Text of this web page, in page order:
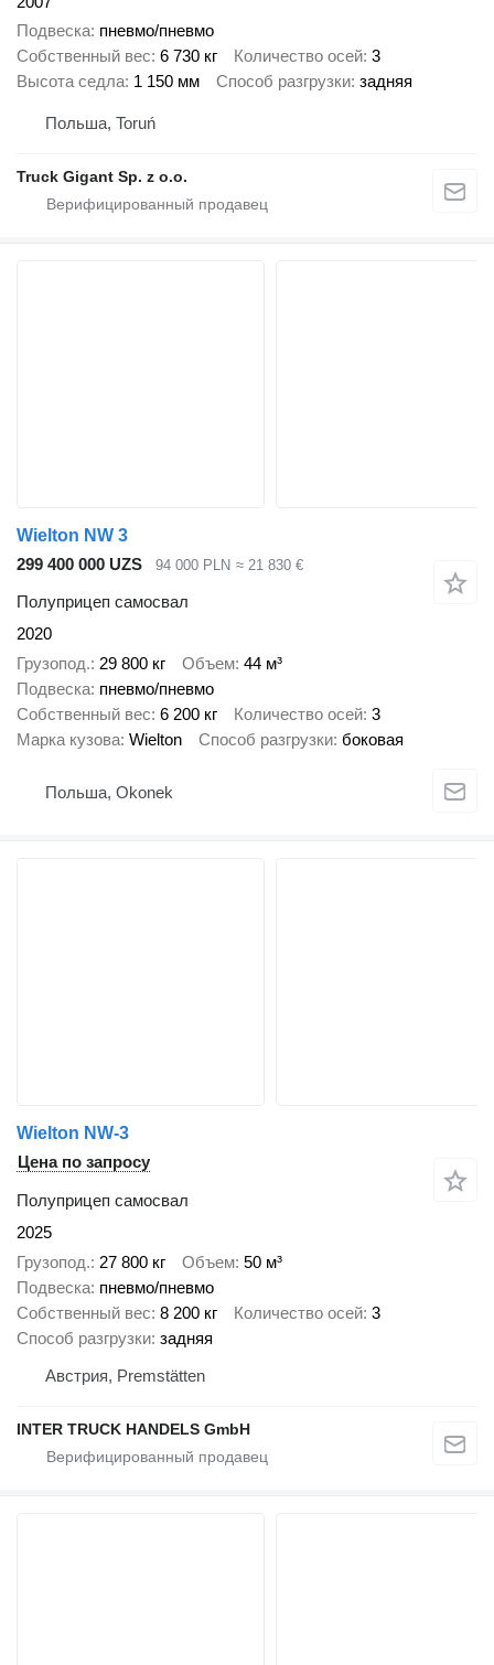
Подвеска пневмо/пневмо
Собственный вес 6 730 кг Количество осей 3
Высота седла 1 150 мм Способ разгрузки задняя
Польша, Toruń
Truck Gigant Sp. z o.o.
Wielton NW 3
299 400 000 UZS
94 000 PLN ≈ 21 830 €
Полуприцеп самосвал
2020
Грузопод. 29 800 кг Объем 44 м³
Подвеска пневмо/пневмо
Собственный вес 6 200 кг Количество осей 3
Марка кузова Wielton Способ разгрузки боковая
Польша, Okonek
Wielton NW-3
Цена по запросу
Полуприцеп самосвал
2025
Грузопод. 27 800 кг Объем 50 м³
Подвеска пневмо/пневмо
Собственный вес 8 200 кг Количество осей 3
Способ разгрузки задняя
Австрия, Premstätten
INTER TRUCK HANDELS GmbH